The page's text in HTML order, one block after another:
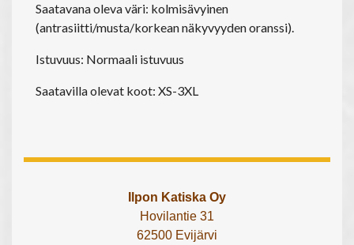
Saatavana oleva väri: kolmisävyinen
(antrasiitti/musta/korkean näkyvyyden oranssi).
Istuvuus: Normaali istuvuus
Saatavilla olevat koot: XS-3XL
Ilpon Katiska Oy
Hovilantie 31
62500 Evijärvi